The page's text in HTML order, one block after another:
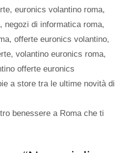
,euronics volantino roma,
, negozi di informatica roma,
, offerte euronics volantino,
, volantino euronics roma,
offerte euronics
a store tra le ultime novità di
benessere a Roma che ti